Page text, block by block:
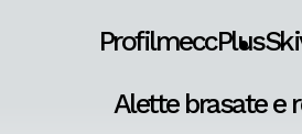
ProfilmeccPlus
Alette brasate e